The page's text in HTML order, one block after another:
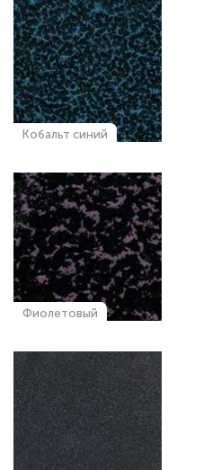
Кобальт синий
Фиолетовый